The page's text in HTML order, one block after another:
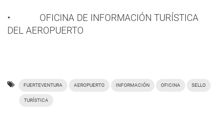
• OFICINA DE INFORMACIÓN TURÍSTICA
DEL AEROPUERTO
FUERTEVENTURA AEROPUERTO INFORMACIÓN OFICINA SELLO
TURÍSTICA